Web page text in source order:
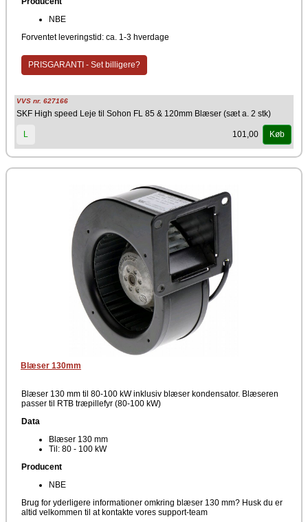
NBE
Forventet leveringstid: ca. 1-3 hverdage
PRISGARANTI - Set billigere?
VVS nr. 627166
SKF High speed Leje til Sohon FL 85 & 120mm Blæser (sæt a. 2 stk)
L 101,00 Køb
Blæser 130mm
Blæser 130 mm til 80-100 kW inklusiv blæser kondensator. Blæseren
passer til RTB træpillefyr (80-100 kW)
Data
Blæser 130 mm
Til: 80 - 100 kW
Producent
NBE
Brug for yderligere informationer omkring blæser 130 mm? Husk du er
altid velkommen til at kontakte vores support-team